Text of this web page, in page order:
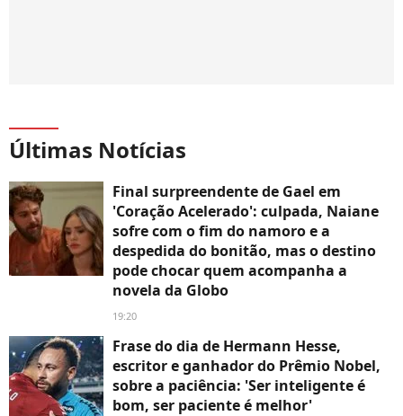
Últimas Notícias
Final surpreendente de Gael em
'Coração Acelerado': culpada, Naiane
sofre com o fim do namoro e a
despedida do bonitão, mas o destino
pode chocar quem acompanha a
novela da Globo
19:20
Frase do dia de Hermann Hesse,
escritor e ganhador do Prêmio Nobel,
sobre a paciência: 'Ser inteligente é
bom, ser paciente é melhor'